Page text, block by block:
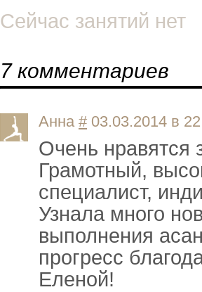
Сейчас занятий нет
7 комментариев
Анна # 03.03.2014 в
Очень нравятся
Грамотный,
специалист,
Узнала много
выполнения
прогресс
Еленой!